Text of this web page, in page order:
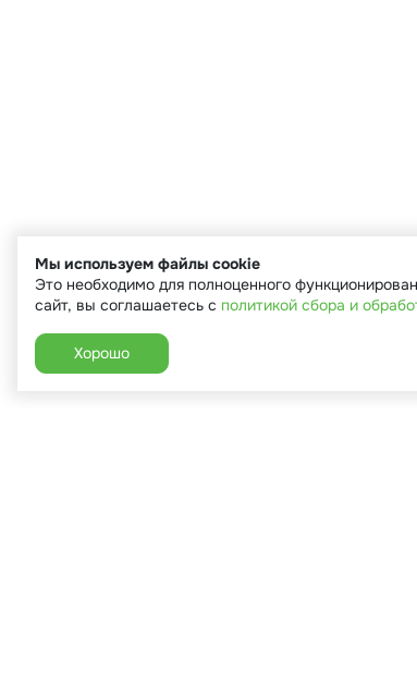
Мы используем файлы cookie
Это необходимо для полноценного
сайт, вы соглашаетесь с политикой сбора и
Хорошо